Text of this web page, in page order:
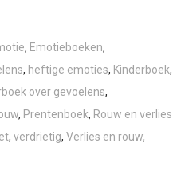
, Emotieboeken,
, heftige emoties, Kinderboek,
over gevoelens,
, Prentenboek, Rouw en verlies
, verdrietig, Verlies en rouw,